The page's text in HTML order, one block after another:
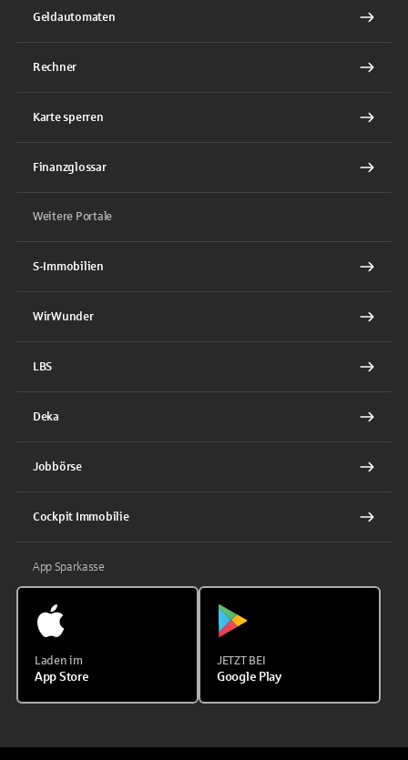
Geldautomaten
Rechner
Karte sperren
Finanzglossar
Weitere Portale
S-Immobilien
WirWunder
LBS
Deka
Jobbörse
Cockpit Immobilie
App Sparkasse
Laden im
App Store
JETZT BEI
Google Play